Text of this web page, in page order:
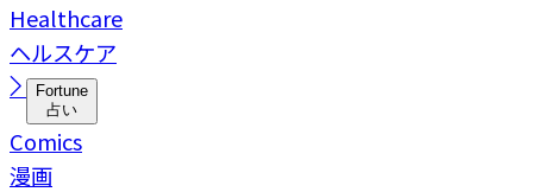
Healthcare
ヘルスケア
Fortune
占い
Comics
漫画